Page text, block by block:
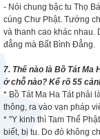
- Nói chung bậc tu Thọ
cúng Chư Phật. Tướng
và thanh cao khác nhau.
đẳng mà Bất Bình Đẳng.
7. Thế nào là Bồ Tát Ma
ở chỗ nào? Kể rõ 55
* Bồ Tát Ma Ha Tát phải
thông, ra vào vạn pháp
* "Y kinh thì Tam Thế
biết, bị tu. Do đó không